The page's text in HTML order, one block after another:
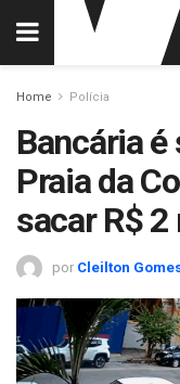
Home Polícia
Bancária é
Praia da
sacar R$ 2
por Cleilton